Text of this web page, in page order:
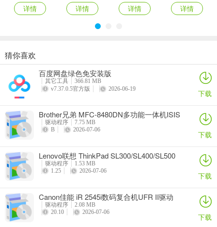
详情
详情
详情
详情
奥睿科PAS3062-2E/PAS3062-2S/PAS3064-2S2E系列扩展卡驱动
详情
Canon佳能 PowerShot A310 WIA驱动
详情
AMD Mobility Radeon HD 2000/HD 3000/HD 4000/HD 5000系列移动显卡催化剂驱动
映泰Hi-Fi H77S 5.x主板BIOS
猜你喜欢
百度网盘绿色免安装版
其它工具
366.81 MB
v7.37.0.5官方版
2026-06-19 下载
Brother兄弟 MFC-8480DN多功能一体机ISIS
驱动
驱动程序
7.75 MB
B
2026-07-06 下载
Lenovo联想 ThinkPad SL300/SL400/SL500
笔记本BIOS
驱动程序
1.53 MB
1.25
2026-07-06 下载
Canon佳能 iR 2545i数码复合机UFR II驱动
驱动程序
2.08 MB
20.10
2026-07-06 下载